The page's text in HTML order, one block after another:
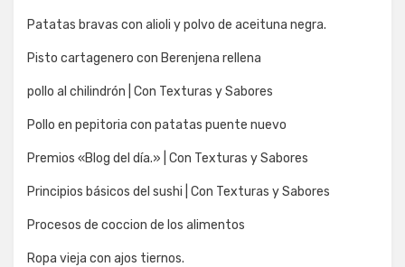
Patatas bravas con alioli y polvo de aceituna negra.
Pisto cartagenero con Berenjena rellena
pollo al chilindrón | Con Texturas y Sabores
Pollo en pepitoria con patatas puente nuevo
Premios «Blog del día.» | Con Texturas y Sabores
Principios básicos del sushi | Con Texturas y Sabores
Procesos de coccion de los alimentos
Ropa vieja con ajos tiernos.